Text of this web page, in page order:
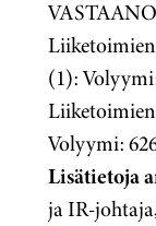
(1):
Volyymi:
Lisätietoja
ja IR-